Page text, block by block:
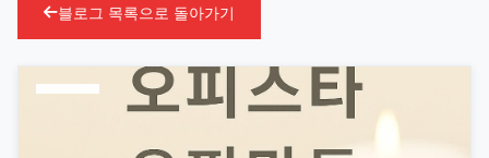
블로그 목록으로 돌아가기